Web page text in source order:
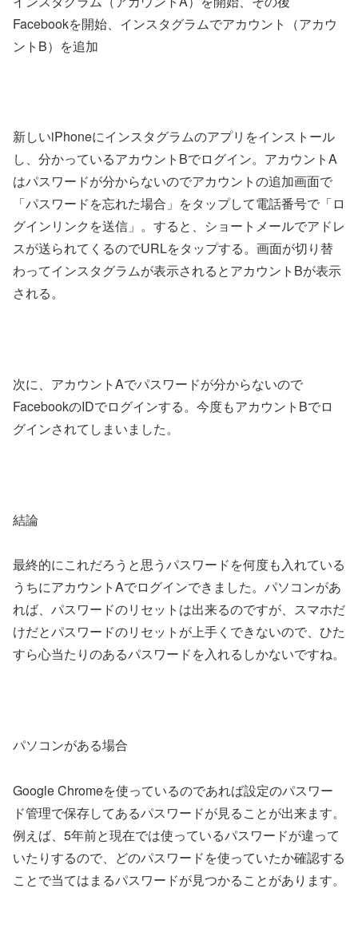
Facebookを開始、インスタグラムでアカウント（アカウ
ントB）を追加
新しいiPhoneにインスタグラムのアプリをインストール
し、分かっているアカウントBでログイン。アカウントA
はパスワードが分からないのでアカウントの追加画面で
「パスワードを忘れた場合」をタップして電話番号で「ロ
グインリンクを送信」。すると、ショートメールでアドレ
スが送られてくるのでURLをタップする。画面が切り替
わってインスタグラムが表示されるとアカウントBが表示
される。
次に、アカウントAでパスワードが分からないので
FacebookのIDでログインする。今度もアカウントBでロ
グインされてしまいました。
結論
最終的にこれだろうと思うパスワードを何度も入れている
うちにアカウントAでログインできました。パソコンがあ
れば、パスワードのリセットは出来るのですが、スマホだ
けだとパスワードのリセットが上手くできないので、ひた
すら心当たりのあるパスワードを入れるしかないですね。
パソコンがある場合
Google Chromeを使っているのであれば設定のパスワー
ド管理で保存してあるパスワードが見ることが出来ます。
例えば、5年前と現在では使っているパスワードが違って
いたりするので、どのパスワードを使っていたか確認する
ことで当てはまるパスワードが見つかることがあります。